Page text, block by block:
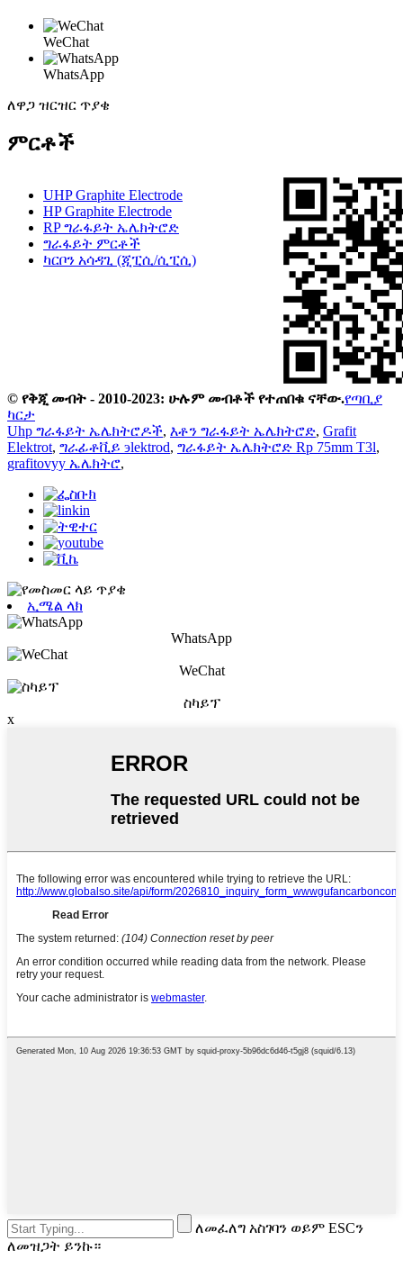
WeChat
WhatsApp
ለዋጋ ዝርዝር ጥያቄ
ምርቶች
UHP Graphite Electrode
HP Graphite Electrode
RP ግራፋይት ኤሌክትሮድ
ግራፋይት ምርቶች
ካርቦን አሳዳጊ (ጂፒሲ/ሲፒሲ)
© የቅጂ መብት - 2010-2023: ሁሉም መብቶች የተጠበቁ ናቸው.የጣቢያ
ካርታ
Uhp ግራፋይት ኤሌክትሮዶች, እቶን ግራፋይት ኤሌክትሮድ, Grafit
Elektrot, ግራፊቶቪይ эlektrod, ግራፋይት ኤሌክትሮድ Rp 75mm T3l,
grafitovyy ኤሌክትሮ,
ኢሜል ላክ
WhatsApp
WeChat
ስካይፕ
x
ለመፈለግ አስገባን ወይም ESCን
ለመዝጋት ይንኩ።